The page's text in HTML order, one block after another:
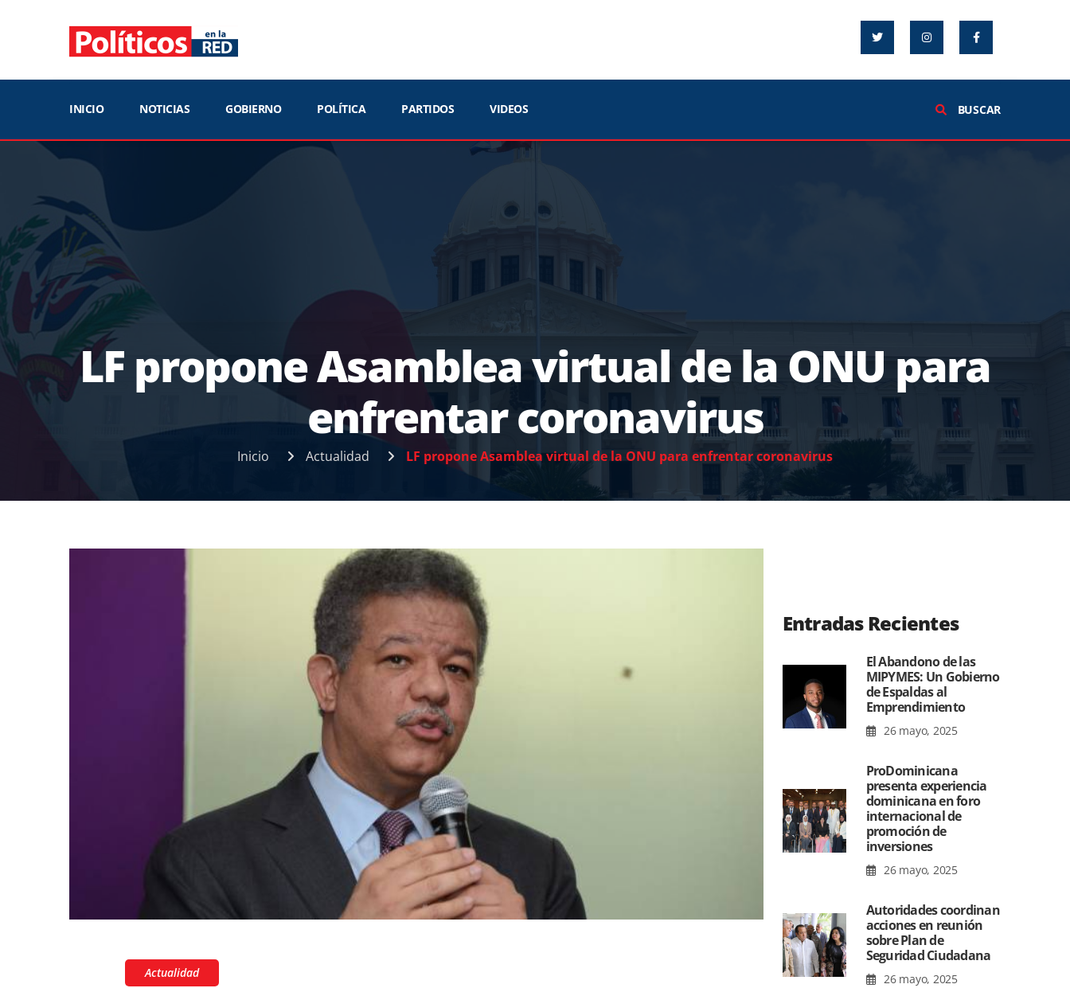
INICIO NOTICIAS GOBIERNO POLÍTICA PARTIDOS VIDEOS BUSCAR
LF propone Asamblea virtual de la ONU para
enfrentar coronavirus
Inicio Actualidad LF propone Asamblea virtual de la ONU para enfrentar coronavirus
Actualidad
Entradas Recientes
El Abandono de las
MIPYMES: Un Gobierno
de Espaldas al
Emprendimiento
26 mayo, 2025
ProDominicana
presenta experiencia
dominicana en foro
internacional de
promoción de
inversiones
26 mayo, 2025
Autoridades coordinan
acciones en reunión
sobre Plan de
Seguridad Ciudadana
26 mayo, 2025